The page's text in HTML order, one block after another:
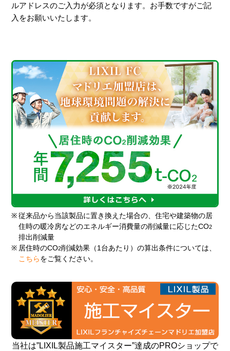
ルアドレスのご入力が必須となります。お手数ですがご記
入をお願いいたします。
※ 従来品から当該製品に置き換えた場合の、住宅や建築物の居
住時の暖冷房などのエネルギー消費量の削減量に応じたCO2
排出削減量
※ 居住時のCO2削減効果（1台あたり）の算出条件については、
こちら をご覧ください。
当社は”LIXIL製品施工マイスター”達成のPROショップで